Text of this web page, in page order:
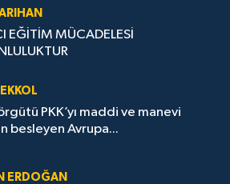
EĞİTİM MÜCADELESİ
PKK’yı maddi ve manevi
besleyen Avrupa...
ERDOĞAN